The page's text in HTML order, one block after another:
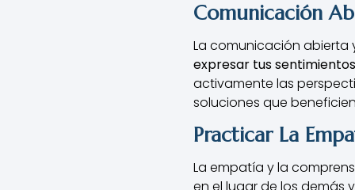
Comunicación
La comunicación abierta
expresar tus
activamente las
soluciones que
Practicar La
La empatía y la
en el lugar de los demás